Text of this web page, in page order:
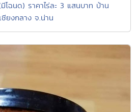
โฉนด) ราคาไร่ละ 3 แสนบาท บ้าน
ยงกลาง จ.น่าน